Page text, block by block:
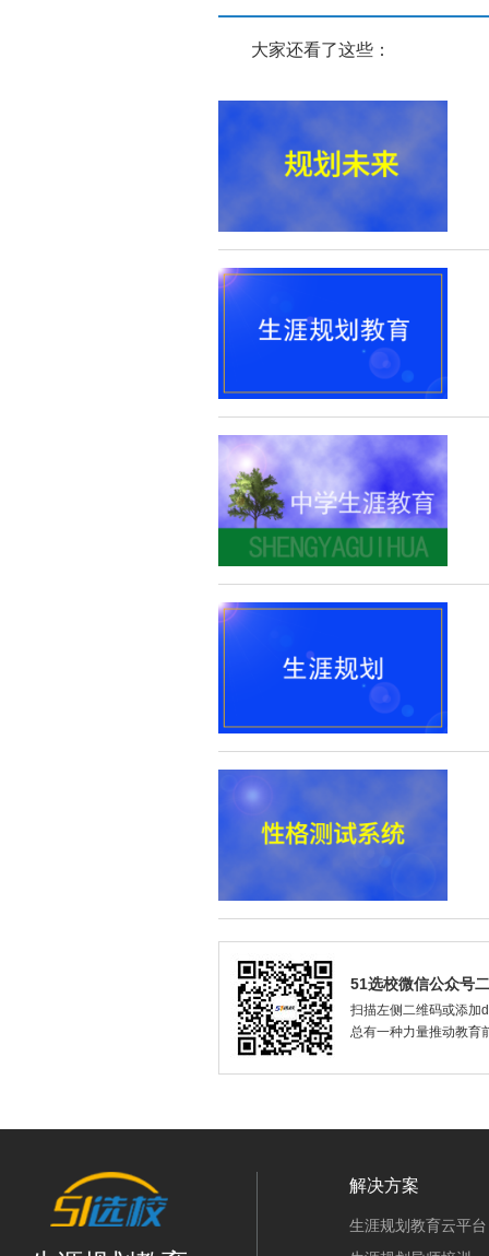
大家还看了这些：
51选校微信公众号
扫描左侧二维码或添加
总有一种力量推动教育
解决方案
生涯规划教育云平台